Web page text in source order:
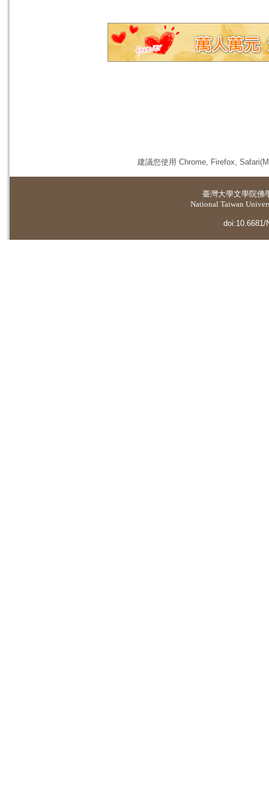
建議您使用 Chrome, Firefox,
臺灣大學文學院佛
National Taiwan
doi:10.6681/